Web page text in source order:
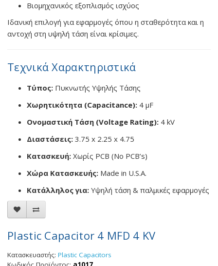
Βιομηχανικός εξοπλισμός ισχύος
Ιδανική επιλογή για εφαρμογές όπου η σταθερότητα και η
αντοχή στη υψηλή τάση είναι κρίσιμες.
Τεχνικά Χαρακτηριστικά
Τύπος: Πυκνωτής Υψηλής Τάσης
Χωρητικότητα (Capacitance): 4 µF
Ονομαστική Τάση (Voltage Rating): 4 kV
Διαστάσεις: 3.75 x 2.25 x 4.75
Κατασκευή: Χωρίς PCB (No PCB’s)
Χώρα Κατασκευής: Made in U.S.A.
Κατάλληλος για: Υψηλή τάση & παλμικές εφαρμογές
Plastic Capacitor 4 MFD 4 KV
Κατασκευαστής: Plastic Capacitors